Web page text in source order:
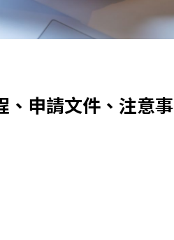
、申請文件、注意事